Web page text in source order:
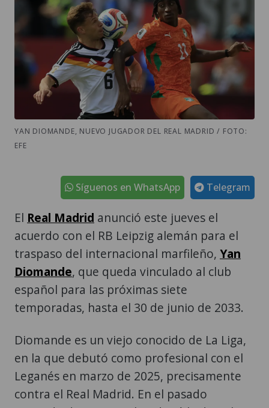
YAN DIOMANDE, NUEVO JUGADOR DEL REAL MADRID / FOTO:
EFE
Telegram
Síguenos en WhatsApp
El Real Madrid anunció este jueves el
acuerdo con el RB Leipzig alemán para el
traspaso del internacional marfileño, Yan
Diomande, que queda vinculado al club
español para las próximas siete
temporadas, hasta el 30 de junio de 2033.
Diomande es un viejo conocido de La Liga,
en la que debutó como profesional con el
Leganés en marzo de 2025, precisamente
contra el Real Madrid. En el pasado